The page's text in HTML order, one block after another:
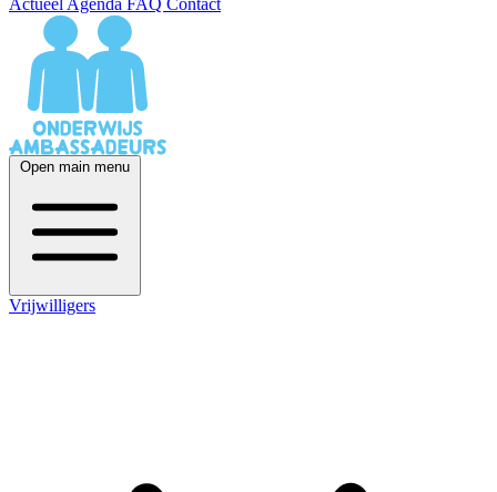
Actueel Agenda FAQ Contact
Open main menu
Vrijwilligers